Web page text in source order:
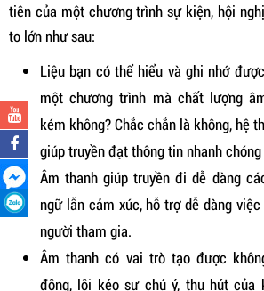
tiên của một chương trình sự kiện, hội
to lớn như sau:
Liệu bạn có thể hiểu và ghi nhớ
một chương trình mà chất lượng
kém không? Chắc chắn là không, hệ
giúp truyền đạt thông tin nhanh
Âm thanh giúp truyền đi dễ dàng
ngữ lẫn cảm xúc, hỗ trợ dễ dàng
người tham gia.
Âm thanh có vai trò tạo được
động, lôi kéo sự chú ý, thu hút của